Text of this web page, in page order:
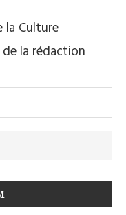
la Culture
la rédaction